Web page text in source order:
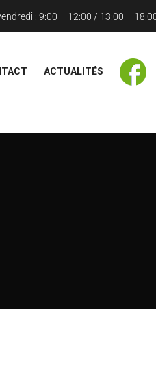
: 9:00 – 12:00 / 13:00 –
ACTUALITÉS